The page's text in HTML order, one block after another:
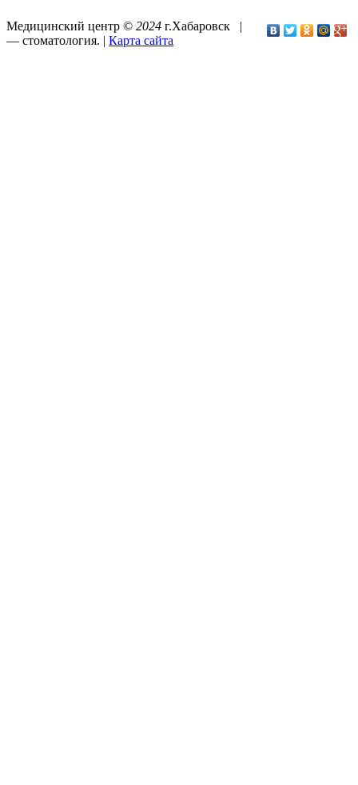
Медицинский центр © 2024 г.Хабаровск |
— стоматология. | Карта сайта